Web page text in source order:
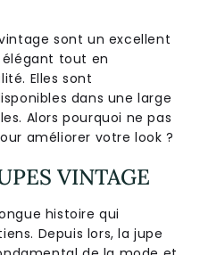
sont un excellent
tout en
Elles sont
dans une large
Alors pourquoi ne pas
améliorer votre look ?
VINTAGE
histoire qui
Depuis lors, la jupe